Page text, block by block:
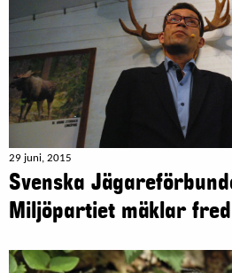
29 juni, 2015
Svenska
Miljöpartiet mäklar